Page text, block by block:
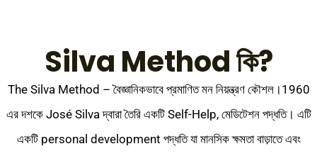
Silva Method কি?
The Silva Method – বৈজ্ঞানিকভাবে প্রমাণিত মন নিয়ন্ত্রণ কৌশল।1960
এর দশকে José Silva দ্বারা তৈরি একটি Self-Help, মেডিটেশন পদ্ধতি। এটি
একটি personal development পদ্ধতি যা মানসিক ক্ষমতা বাড়াতে এবং